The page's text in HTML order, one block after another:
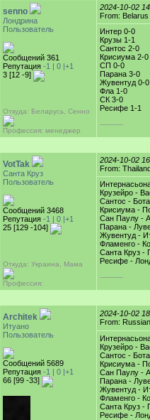
senno
Лондрина
Пользователь
Сообщений 361
Репутация -1 | 0 |+1
3 [12 -9]
Откуда: Беларусь, Cенно
Профессия: менеджер
2024-10-02
From: Belarus
Интер 0-0
Крузы 1-1
Сантос 2-0
Крисиума 2-0
СП 0-0
Парана 3-0
Жувентуд 0-0
Фла 1-0
СК 3-0
Ресифе 1-1
-----------
VotTak
Санта Круз
Пользователь
Сообщений 3468
Репутация -1 | 0 |+1
25 [129 -104]
Откуда: Украина, Мама
Профессия:
2024-10-02
From:
Крузейро -
Сантос -
Крисиума -
Сан Паулу -
Парана -
Жувентуд -
Фламенго -
Санта Круз -
Ресифе -
-----------
Architek
Итуано
Пользователь
Сообщений 5689
Репутация -1 | 0 |+1
66 [99 -33]
2024-10-02
From:
Крузейро -
Сантос -
Крисиума -
Сан Паулу -
Парана -
Жувентуд -
Фламенго -
Санта Круз -
Ресифе -